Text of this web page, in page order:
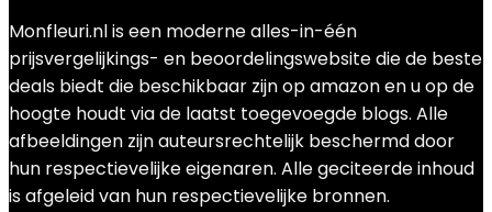
Monfleuri.nl is een moderne alles-in-één
prijsvergelijkings- en beoordelingswebsite die de beste
deals biedt die beschikbaar zijn op amazon en u op de
hoogte houdt via de laatst toegevoegde blogs. Alle
afbeeldingen zijn auteursrechtelijk beschermd door
hun respectievelijke eigenaren. Alle geciteerde inhoud
is afgeleid van hun respectievelijke bronnen.